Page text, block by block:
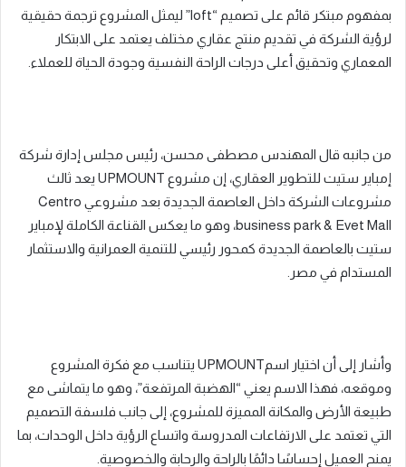
بمفهوم مبتكر قائم على تصميم “loft” ليمثل المشروع ترجمة حقيقية
لرؤية الشركة في تقديم منتج عقاري مختلف يعتمد على الابتكار
المعماري وتحقيق أعلى درجات الراحة النفسية وجودة الحياة للعملاء.
من جانبه قال المهندس مصطفى محسن، رئيس مجلس إدارة شركة
إمباير ستيت للتطوير العقاري، إن مشروع UPMOUNT يعد ثالث
مشروعات الشركة داخل العاصمة الجديدة بعد مشروعي Centro
business park & Evet Mall، وهو ما يعكس القناعة الكاملة لإمباير
ستيت بالعاصمة الجديدة كمحور رئيسي للتنمية العمرانية والاستثمار
المستدام في مصر.
وأشار إلى أن اختيار اسمUPMOUNT يتناسب مع فكرة المشروع
وموقعه، فهذا الاسم يعني “الهضبة المرتفعة”، وهو ما يتماشى مع
طبيعة الأرض والمكانة المميزة للمشروع، إلى جانب فلسفة التصميم
التي تعتمد على الارتفاعات المدروسة واتساع الرؤية داخل الوحدات، بما
يمنح العميل إحساسًا دائمًا بالراحة والرحابة والخصوصية.